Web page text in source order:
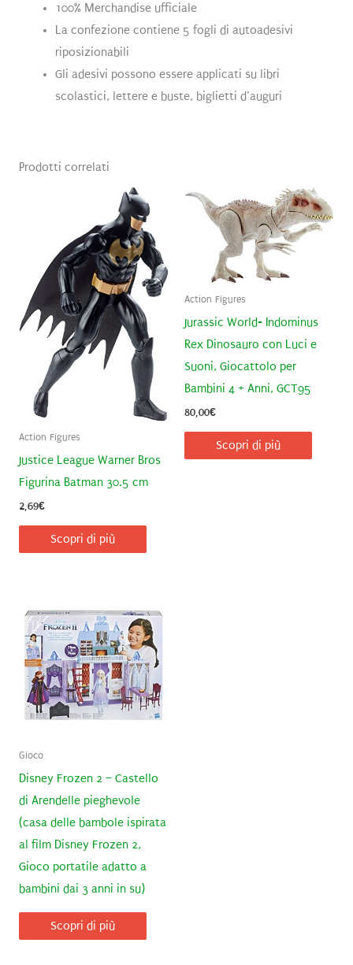
100% Merchandise ufficiale
La confezione contiene 5 fogli di autoadesivi
riposizionabili
Gli adesivi possono essere applicati su libri
scolastici, lettere e buste, biglietti d’auguri
Prodotti correlati
Action Figures
Justice League Warner Bros
Figurina Batman 30.5 cm
2,69€
Scopri di più
Action Figures
Jurassic World- Indominus
Rex Dinosauro con Luci e
Suoni, Giocattolo per
Bambini 4 + Anni, GCT95
80,00€
Scopri di più
Gioco
Disney Frozen 2 – Castello
di Arendelle pieghevole
(casa delle bambole ispirata
al film Disney Frozen 2,
Gioco portatile adatto a
bambini dai 3 anni in su)
Scopri di più